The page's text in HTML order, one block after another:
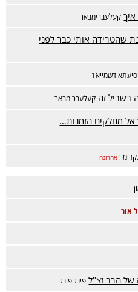
קעלעברימבאר
שהטרידה אותי כבר לפני
סיעתא דשמייא1
קעלעברימבאר
מחלקים הזמנות…
אחרונה
אור
של הרב זצ"ל פינג פונג